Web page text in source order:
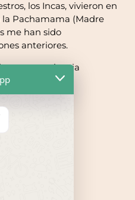
los Incas, vivieron en
Pachamama (Madre
me han sido
anteriores.
una experiencia